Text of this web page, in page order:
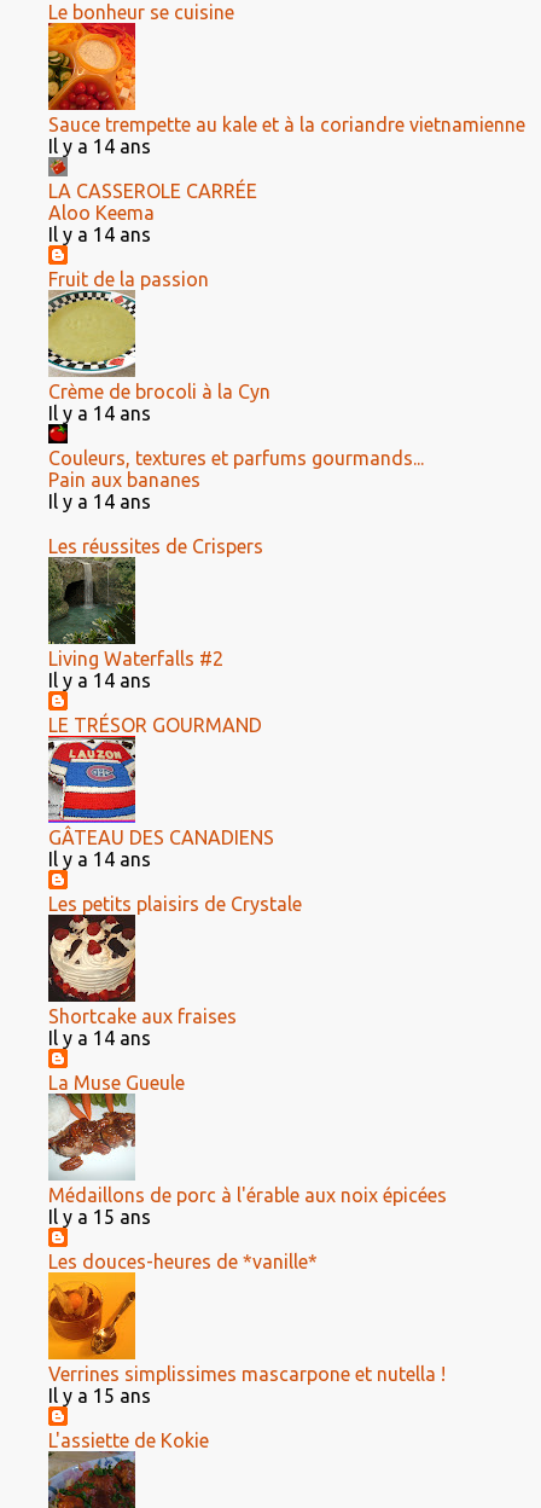
Le bonheur se cuisine
Sauce trempette au kale et à la coriandre vietnamienne
Il y a 14 ans
LA CASSEROLE CARRÉE
Aloo Keema
Il y a 14 ans
Fruit de la passion
Crème de brocoli à la Cyn
Il y a 14 ans
Couleurs, textures et parfums gourmands...
Pain aux bananes
Il y a 14 ans
Les réussites de Crispers
Living Waterfalls #2
Il y a 14 ans
LE TRÉSOR GOURMAND
GÂTEAU DES CANADIENS
Il y a 14 ans
Les petits plaisirs de Crystale
Shortcake aux fraises
Il y a 14 ans
La Muse Gueule
Médaillons de porc à l'érable aux noix épicées
Il y a 15 ans
Les douces-heures de *vanille*
Verrines simplissimes mascarpone et nutella !
Il y a 15 ans
L'assiette de Kokie